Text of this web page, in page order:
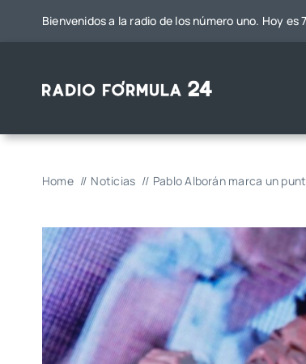
Bienvenidos a la radio de los número uno. Hoy es
Home Noticias Pablo Alborán marca un